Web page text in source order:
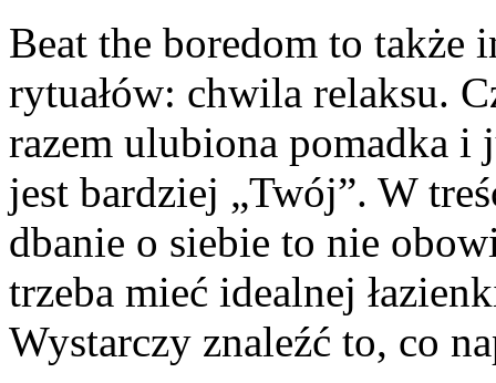
Beat the boredom to także
rytuałów: chwila relaksu.
razem ulubiona pomadka i
jest bardziej „Twój”. W
dbanie o siebie to nie
trzeba mieć idealnej
Wystarczy znaleźć to, co